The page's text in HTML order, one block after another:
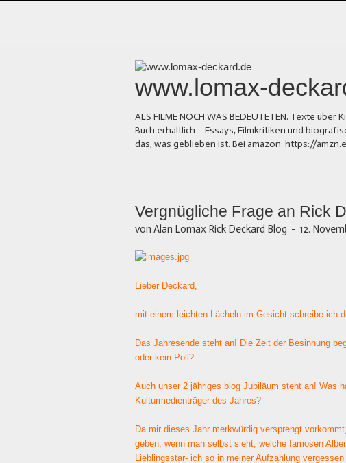
www.lomax-
ALS FILME NOCH WAS BEDEUTETEN. Texte
Buch erhältlich – Essays, Filmkritiken und
das, was geblieben ist. Bei amazon: https://
Vergnügliche Frage an Rick
von Alan Lomax Rick Deckard Blog - 12.
Lieber Deckard,
mit einem leichten Lächeln im Gesicht schreibe ich
Das Jahresende steht an! Die Zeit der Besinnung
oder kein Poll?
Auch unser 2 jähriges blog Jubiläum steht an! Was
Kulturmedienträger des Jahres?
Da mir dieses Jahr merkwürdig versprengt
geben, wenn man selbst sieht, welche famosen
Lieblingsstar- ich so in meiner Aufzählung vergessen